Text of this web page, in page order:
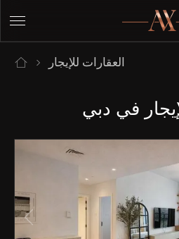
العقارات للإيجار
في دبي